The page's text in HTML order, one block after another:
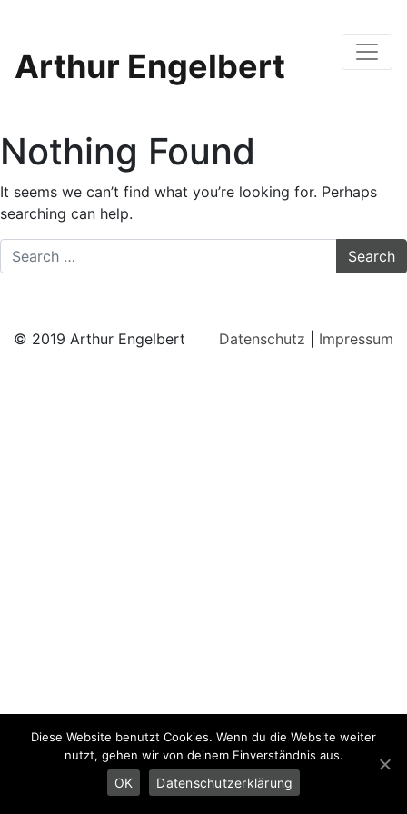
Arthur Engelbert
Nothing Found
It seems we can’t find what you’re looking for. Perhaps
searching can help.
Search
© 2019 Arthur Engelbert Datenschutz Impressum
Diese Website benutzt Cookies. Wenn du die Website weiter
nutzt, gehen wir von deinem Einverständnis aus.
OK Datenschutzerklärung